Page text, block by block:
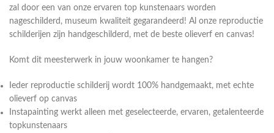
zal door een van onze ervaren top kunstenaars worden
nageschilderd, museum kwaliteit gegarandeerd! Al onze reproductie
schilderijen zijn handgeschilderd, met de beste olieverf en canvas!
Komt dit meesterwerk in jouw woonkamer te hangen?
Ieder reproductie schilderij wordt 100% handgemaakt, met echte
olieverf op canvas
Instapainting werkt alleen met geselecteerde, ervaren, getalenteerde
topkunstenaars